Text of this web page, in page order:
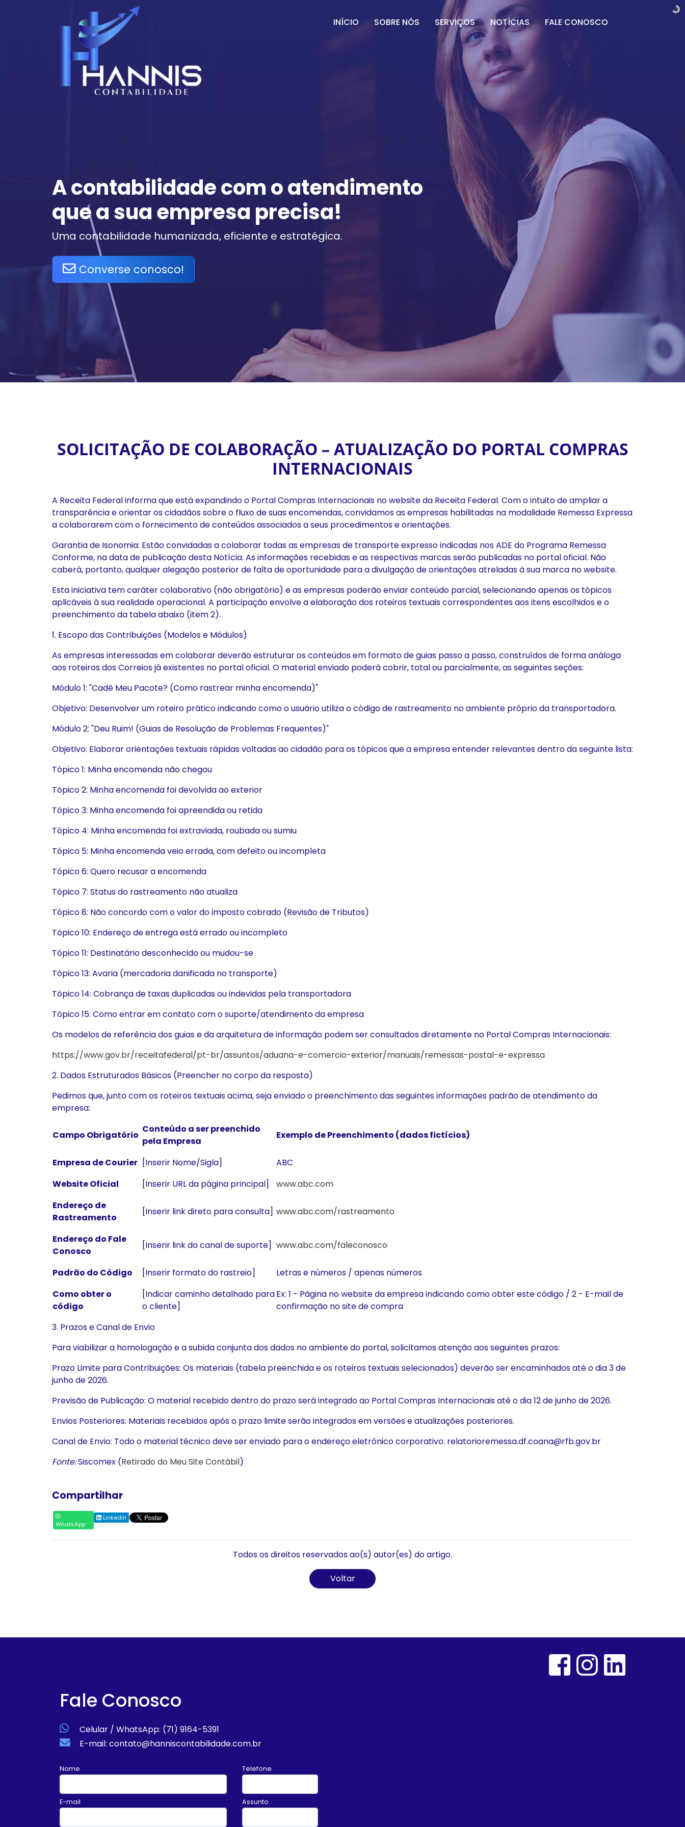
INÍCIO SOBRE NÓS SERVIÇOS NOTÍCIAS FALE CONOSCO
A contabilidade com o atendimento
que a sua empresa precisa!
Uma contabilidade humanizada, eficiente e estratégica.
Converse conosco!
SOLICITAÇÃO DE COLABORAÇÃO – ATUALIZAÇÃO DO PORTAL COMPRAS
INTERNACIONAIS
A Receita Federal informa que está expandindo o Portal Compras Internacionais no website da Receita Federal. Com o intuito de ampliar a
transparência e orientar os cidadãos sobre o fluxo de suas encomendas, convidamos as empresas habilitadas na modalidade Remessa Expressa
a colaborarem com o fornecimento de conteúdos associados a seus procedimentos e orientações.
Garantia de Isonomia: Estão convidadas a colaborar todas as empresas de transporte expresso indicadas nos ADE do Programa Remessa
Conforme, na data de publicação desta Notícia. As informações recebidas e as respectivas marcas serão publicadas no portal oficial. Não
caberá, portanto, qualquer alegação posterior de falta de oportunidade para a divulgação de orientações atreladas à sua marca no website.
Esta iniciativa tem caráter colaborativo (não obrigatório) e as empresas poderão enviar conteúdo parcial, selecionando apenas os tópicos
aplicáveis à sua realidade operacional. A participação envolve a elaboração dos roteiros textuais correspondentes aos itens escolhidos e o
preenchimento da tabela abaixo (item 2).
1. Escopo das Contribuições (Modelos e Módulos)
As empresas interessadas em colaborar deverão estruturar os conteúdos em formato de guias passo a passo, construídos de forma análoga
aos roteiros dos Correios já existentes no portal oficial. O material enviado poderá cobrir, total ou parcialmente, as seguintes seções:
Módulo 1: "Cadê Meu Pacote? (Como rastrear minha encomenda)"
Objetivo: Desenvolver um roteiro prático indicando como o usuário utiliza o código de rastreamento no ambiente próprio da transportadora.
Módulo 2: "Deu Ruim! (Guias de Resolução de Problemas Frequentes)"
Objetivo: Elaborar orientações textuais rápidas voltadas ao cidadão para os tópicos que a empresa entender relevantes dentro da seguinte lista:
Tópico 1: Minha encomenda não chegou
Tópico 2: Minha encomenda foi devolvida ao exterior
Tópico 3: Minha encomenda foi apreendida ou retida
Tópico 4: Minha encomenda foi extraviada, roubada ou sumiu
Tópico 5: Minha encomenda veio errada, com defeito ou incompleta
Tópico 6: Quero recusar a encomenda
Tópico 7: Status do rastreamento não atualiza
Tópico 8: Não concordo com o valor do imposto cobrado (Revisão de Tributos)
Tópico 10: Endereço de entrega está errado ou incompleto
Tópico 11: Destinatário desconhecido ou mudou-se
Tópico 13: Avaria (mercadoria danificada no transporte)
Tópico 14: Cobrança de taxas duplicadas ou indevidas pela transportadora
Tópico 15: Como entrar em contato com o suporte/atendimento da empresa
Os modelos de referência dos guias e da arquitetura de informação podem ser consultados diretamente no Portal Compras Internacionais:
https://www.gov.br/receitafederal/pt-br/assuntos/aduana-e-comercio-exterior/manuais/remessas-postal-e-expressa
2. Dados Estruturados Básicos (Preencher no corpo da resposta)
Pedimos que, junto com os roteiros textuais acima, seja enviado o preenchimento das seguintes informações padrão de atendimento da
empresa:
Campo Obrigatório
Conteúdo a ser preenchido
pela Empresa
Exemplo de Preenchimento (dados fictícios)
Empresa de Courier [Inserir Nome/Sigla]
ABC
Website Oficial
[Inserir URL da página principal]
www.abc.com
Endereço de
Rastreamento
[Inserir link direto para consulta] www.abc.com/rastreamento
Endereço do Fale
Conosco
[Inserir link do canal de suporte] www.abc.com/faleconosco
Padrão do Código [Inserir formato do rastreio]
Letras e números / apenas números
Como obter o
código
[Indicar caminho detalhado para
o cliente]
Ex: 1 - Página no website da empresa indicando como obter este código / 2 - E-mail de
confirmação no site de compra
3. Prazos e Canal de Envio
Para viabilizar a homologação e a subida conjunta dos dados no ambiente do portal, solicitamos atenção aos seguintes prazos:
Prazo Limite para Contribuições: Os materiais (tabela preenchida e os roteiros textuais selecionados) deverão ser encaminhados até o dia 3 de
junho de 2026.
Previsão de Publicação: O material recebido dentro do prazo será integrado ao Portal Compras Internacionais até o dia 12 de junho de 2026.
Envios Posteriores: Materiais recebidos após o prazo limite serão integrados em versões e atualizações posteriores.
Canal de Envio: Todo o material técnico deve ser enviado para o endereço eletrônico corporativo: relatorioremessa.df.coana@rfb.gov.br
Fonte:Siscomex (Retirado do Meu Site Contábil)
Compartilhar
WhatsApp
Linkedin
Todos os direitos reservados ao(s) autor(es) do artigo.
Voltar
Fale Conosco
Celular / WhatsApp: (71) 9164-5391
E-mail: contato@hanniscontabilidade.com.br
Nome Telefone
E-mail Assunto